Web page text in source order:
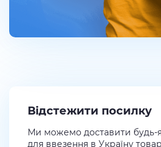
Відстежити посилку
Ми можемо доставити будь-
для ввезення в Україну